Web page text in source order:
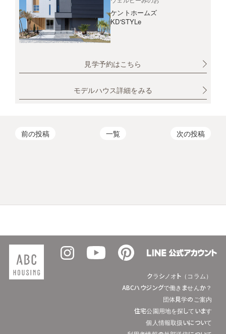
ケントホームズ
KD'STYLe
見学予約はこちら
モデルハウス詳細をみる
前の投稿 一覧 次の投稿
クラシノオト（コラム）
ABCハウジングで働きませんか？
団体見学のご案内
住宅公園用地を探しています
個人情報取扱いについて